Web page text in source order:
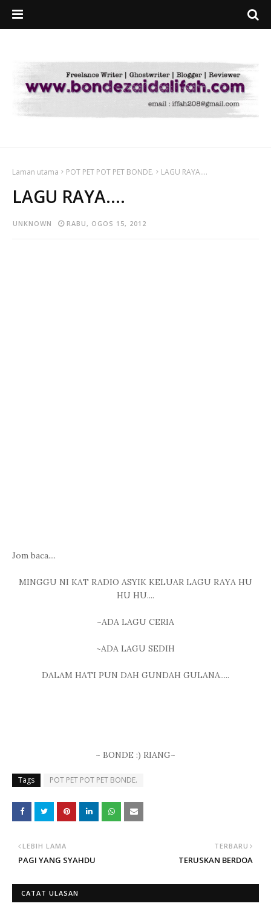
Laman utama POT PET POT PET BONDE. LAGU RAYA....
LAGU RAYA....
UNKNOWN RABU, OGOS 15, 2012
Jom baca....
MINGGU NI KAT RADIO ASYIK KELUAR LAGU RAYA HU
HU HU....
~ADA LAGU CERIA
~ADA LAGU SEDIH
DALAM HATI PUN DAH GUNDAH GULANA.....
~ BONDE :) RIANG~
Tags POT PET POT PET BONDE.
TERBARU
TERUSKAN BERDOA
LEBIH LAMA
PAGI YANG SYAHDU
CATAT ULASAN